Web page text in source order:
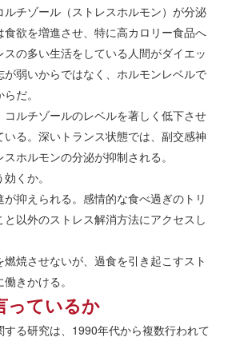
チゾール（ストレスホルモン）が分泌
欲を増進させ、特に高カロリー食品へ
の多い生活をしている人間がダイエッ
が弱いからではなく、ホルモンレベルで
だ。
ルチゾールのレベルを著しく低下させ
る。深いトランス状態では、副交感神
ホルモンの分泌が抑制される。
くか。
抑えられる。感情的な食べ過ぎのトリ
以外のストレス解消方法にアクセスし
焼させないが、過食を引き起こすスト
きかける。
っているか
る研究は、1990年代から複数行われて